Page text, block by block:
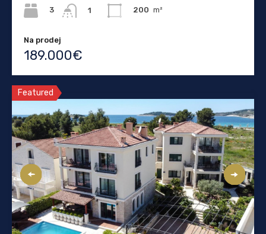
3
1
200 m²
Na prodej
189.000€
Featured